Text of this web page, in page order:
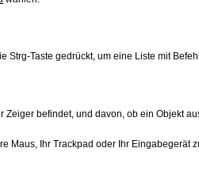
Strg-Taste gedrückt, um eine Liste mit
Zeiger befindet, und davon, ob ein Objekt
Maus, Ihr Trackpad oder Ihr